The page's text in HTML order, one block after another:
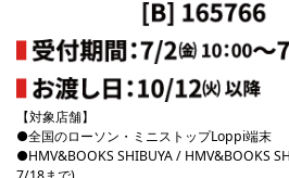
【対象店舗】
全国のローソン・ミニストップLoppi端末
HMV&BOOKS SHIBUYA / HMV&BOOKS